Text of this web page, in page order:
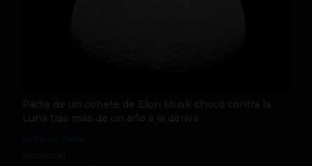
Parte de un cohete de Elon Musk chocó contra la
Luna tras más de un año a la deriva